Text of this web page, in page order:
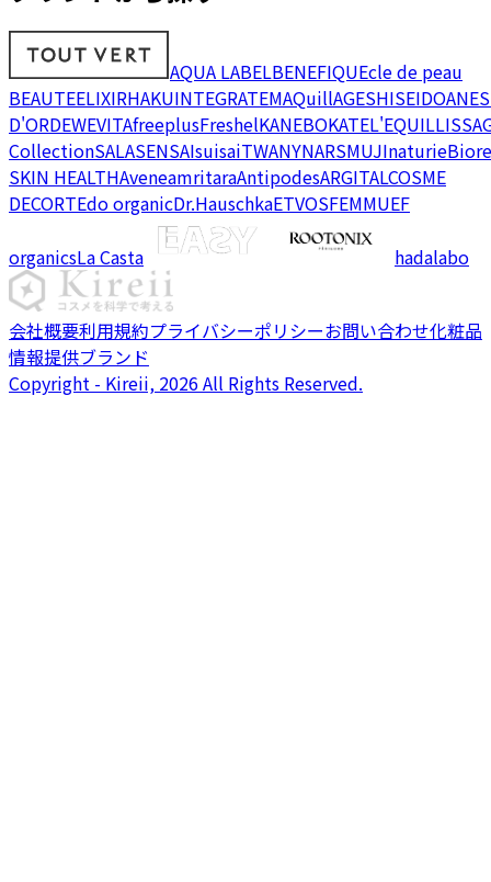
AQUA LABELBENEFIQUEcle de peau
BEAUTEELIXIRHAKUINTEGRATEMAQuillAGESHISEIDO
D'ORDEWEVITAfreeplusFreshelKANEBOKATEL'EQUIL
CollectionSALASENSAIsuisaiTWANYNARSMUJInaturieBiore
SKIN HEALTHAveneamritaraAntipodesARGITALCOSME
DECORTEdo organicDr.HauschkaETVOSFEMMUEF
organicsLa Casta hadalabo
会社概要利用規約プライバシーポリシーお問い合わせ化粧品
情報提供ブランド
Copyright - Kireii, 2026 All Rights Reserved.